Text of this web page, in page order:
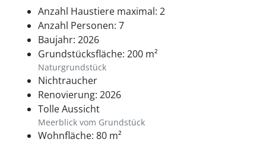
Anzahl Haustiere maximal: 2
Anzahl Personen: 7
Baujahr: 2026
Grundstücksfläche: 200 m²
Naturgrundstück
Nichtraucher
Renovierung: 2026
Tolle Aussicht
Meerblick vom Grundstück
Wohnfläche: 80 m²